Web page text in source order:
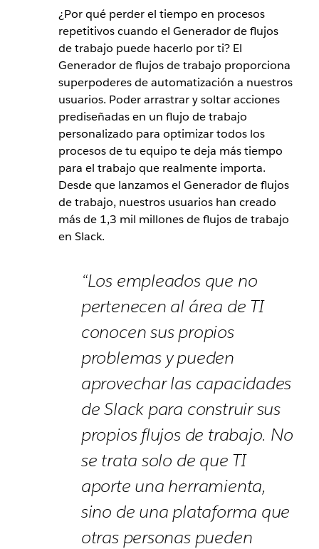
¿Por qué perder el tiempo en procesos
repetitivos cuando el Generador de flujos
de trabajo puede hacerlo por ti? El
Generador de flujos de trabajo proporciona
superpoderes de automatización a nuestros
usuarios. Poder arrastrar y soltar acciones
prediseñadas en un flujo de trabajo
personalizado para optimizar todos los
procesos de tu equipo te deja más tiempo
para el trabajo que realmente importa.
Desde que lanzamos el Generador de flujos
de trabajo, nuestros usuarios han creado
más de 1,3 mil millonesde flujos de trabajo
en Slack.
“Los empleados que no
pertenecen al área de TI
conocen sus propios
problemas y pueden
aprovechar las capacidades
de Slack para construir sus
propios flujos de trabajo. No
se trata solo de que TI
aporte una herramienta,
sino de una plataforma que
otras personas pueden